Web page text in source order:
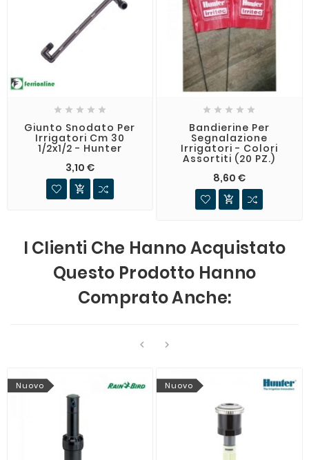
    
Giunto Snodato Per
Irrigatori Cm 30
1/2x1/2 - Hunter
3,10 €

    
Bandierine Per
Segnalazione
Irrigatori - Colori
Assortiti (20 PZ.)
8,60 €

I Clienti Che Hanno Acquistato
Questo Prodotto Hanno
Comprato Anche:
 
Nuovo Nuovo